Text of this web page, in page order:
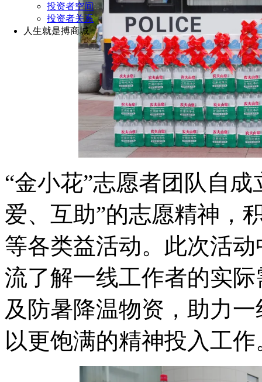
投资者空间
投资者关系
人生就是搏商城
“金小花”志愿者团队自
爱、互助”的志愿精神，
等各类益活动。此次活
流了解一线工作者的实
及防暑降温物资，助力
以更饱满的精神投入工作